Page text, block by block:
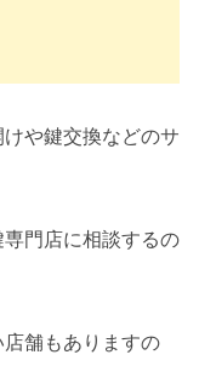
や鍵交換などのサ
門店に相談するの
舗もありますの